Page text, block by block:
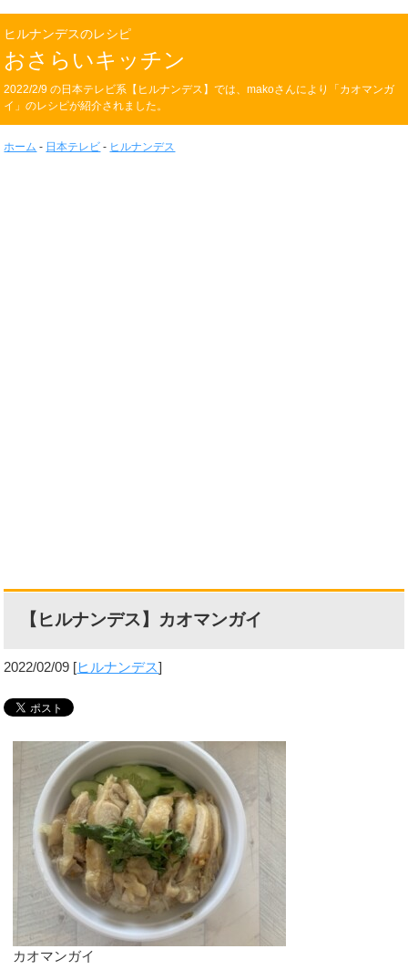
ヒルナンデスのレシピ
おさらいキッチン
2022/2/9 の日本テレビ系【ヒルナンデス】では、makoさんにより「カオマンガ
イ」のレシピが紹介されました。
ホーム - 日本テレビ - ヒルナンデス
【ヒルナンデス】カオマンガイ
2022/02/09 [ヒルナンデス]
カオマンガイ